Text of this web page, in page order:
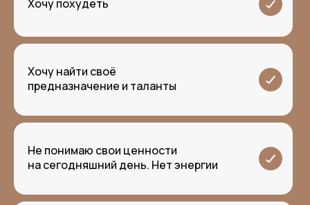
Хочу похудеть
⁠Хочу найти своё
предназначение и таланты
Не понимаю свои ценности
на сегодняшний день. Нет энергии